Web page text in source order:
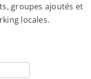
groupes ajoutés et
locales.